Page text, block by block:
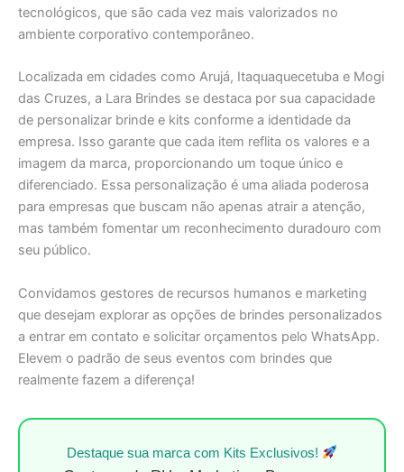
tecnológicos, que são cada vez mais valorizados no
ambiente corporativo contemporâneo.
Localizada em cidades como Arujá, Itaquaquecetuba e Mogi
das Cruzes, a Lara Brindes se destaca por sua capacidade
de personalizar brinde e kits conforme a identidade da
empresa. Isso garante que cada item reflita os valores e a
imagem da marca, proporcionando um toque único e
diferenciado. Essa personalização é uma aliada poderosa
para empresas que buscam não apenas atrair a atenção,
mas também fomentar um reconhecimento duradouro com
seu público.
Convidamos gestores de recursos humanos e marketing
que desejam explorar as opções de brindes personalizados
a entrar em contato e solicitar orçamentos pelo WhatsApp.
Elevem o padrão de seus eventos com brindes que
realmente fazem a diferença!
Destaque sua marca com Kits Exclusivos!